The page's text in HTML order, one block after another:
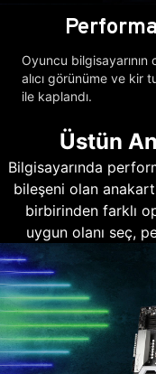
Oyuncu
alıcı görünüme ve kir
ile kaplandı.
Üstün
Bilgisayarında
bileşeni olan
birbirinden farklı
uygun olanı seç,